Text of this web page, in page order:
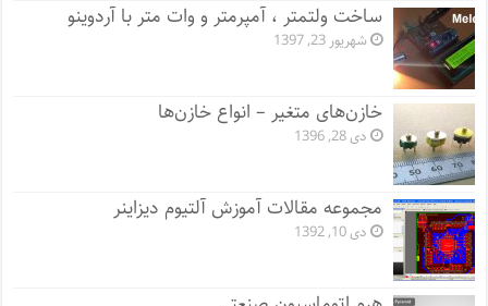
ساخت ولتمتر ، آمپرمتر و وات متر با آردوینو
شهریور 23, 1397
خازن‌های متغیر – انواع خازن‌ها
دی 28, 1396
مجموعه مقالات آموزش آلتیوم دیزاینر
دی 10, 1392